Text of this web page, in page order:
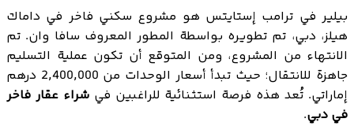
بيلير في ترامب إستايتس هو مشروع سكني فاخر في داماك
هيلز، دبي، تم تطويره بواسطة المطور المعروف سافا وان. تم
الانتهاء من المشروع، ومن المتوقع أن تكون عملية التسليم
جاهزة للانتقال؛ حيث تبدأ أسعار الوحدات من 2,400,000 درهم
إماراتي. تُعد هذه فرصة استثنائية للراغبين فيشراء عقار فاخر
في دبي.